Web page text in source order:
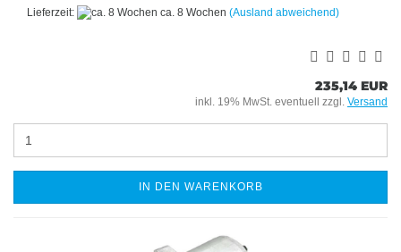
Lieferzeit: ca. 8 Wochen (Ausland abweichend)
235,14 EUR
inkl. 19% MwSt. eventuell zzgl. Versand
IN DEN WARENKORB